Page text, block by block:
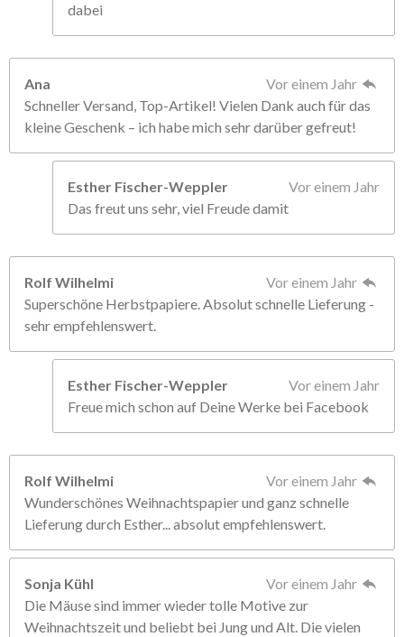
dabei
Ana
Vor einem Jahr
Schneller Versand, Top-Artikel! Vielen Dank auch für das
kleine Geschenk – ich habe mich sehr darüber gefreut!
Esther Fischer-Weppler
Vor einem Jahr
Das freut uns sehr, viel Freude damit
Rolf Wilhelmi
Vor einem Jahr
Superschöne Herbstpapiere. Absolut schnelle Lieferung -
sehr empfehlenswert.
Esther Fischer-Weppler
Vor einem Jahr
Freue mich schon auf Deine Werke bei Facebook
Rolf Wilhelmi
Vor einem Jahr
Wunderschönes Weihnachtspapier und ganz schnelle
Lieferung durch Esther... absolut empfehlenswert.
Sonja Kühl
Vor einem Jahr
Die Mäuse sind immer wieder tolle Motive zur
Weihnachtszeit und beliebt bei Jung und Alt. Die vielen